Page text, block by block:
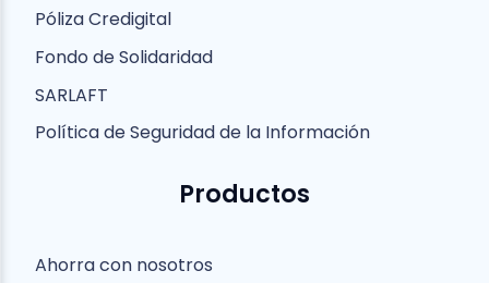
Póliza Credigital
Fondo de Solidaridad
SARLAFT
Política de Seguridad de la Información
Productos
Ahorra con nosotros